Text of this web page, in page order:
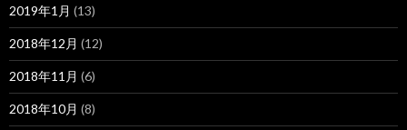
2019年1月 (13)
2018年12月 (12)
2018年11月 (6)
2018年10月 (8)